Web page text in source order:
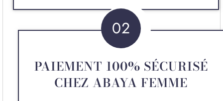
02
PAIEMENT 100% SÉCURISÉ
CHEZ ABAYA FEMME